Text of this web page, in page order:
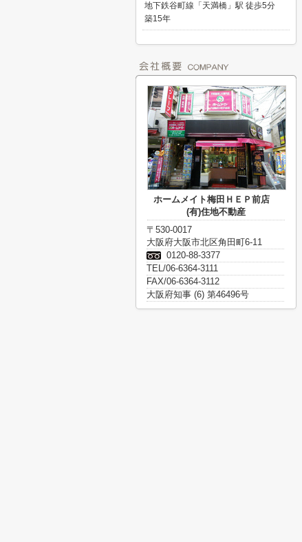
地下鉄谷町線「天満橋」駅 徒歩5分
築15年
ホームメイト梅田ＨＥＰ前店
(有)住地不動産
〒530-0017
大阪府大阪市北区角田町6-11
0120-88-3377
TEL/06-6364-3111
FAX/06-6364-3112
大阪府知事 (6) 第46496号